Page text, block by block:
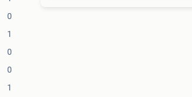
0
1
0
0
1